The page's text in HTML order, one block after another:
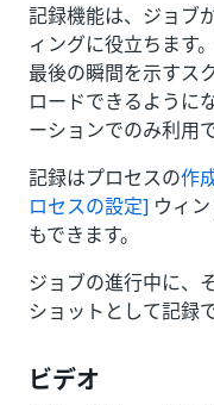
記録機能は、ジョブ
ィングに役立ちます
最後の瞬間を示すス
ロードできるように
ーションでのみ利用
記録はプロセスの作
ロセスの設定] ウィ
もできます。
ジョブの進行中に、
ショットとして記録
ビデオ